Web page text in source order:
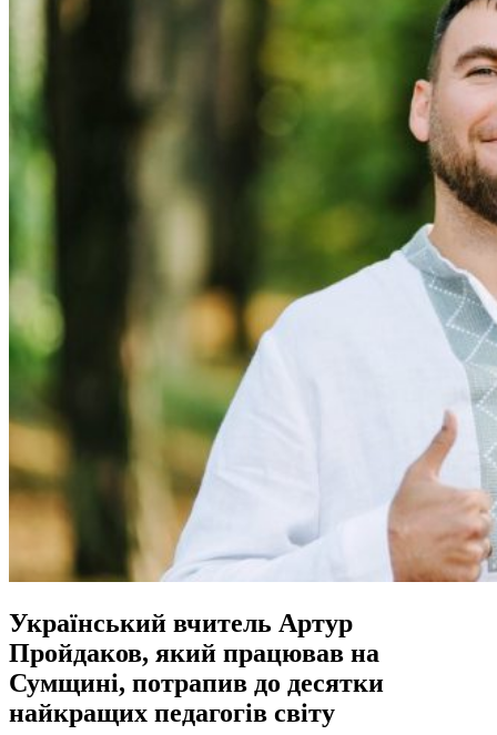
Український вчитель Артур
Пройдаков, який працював на
Сумщині, потрапив до десятки
найкращих педагогів світу